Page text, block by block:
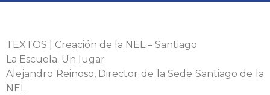
TEXTOS | Creación de la NEL – Santiago
La Escuela. Un lugar
Alejandro Reinoso, Director de la Sede Santiago de la
NEL